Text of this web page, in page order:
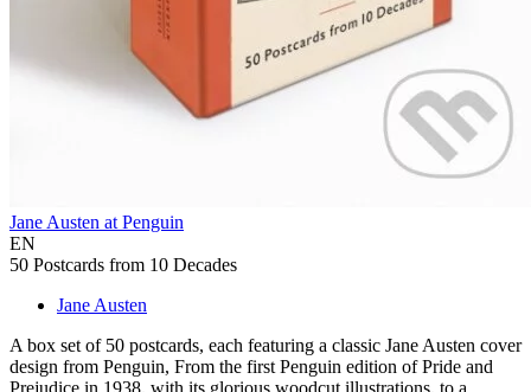
Jane Austen at Penguin
EN
50 Postcards from 10 Decades
Jane Austen
A box set of 50 postcards, each featuring a classic Jane Austen cover
design from Penguin, From the first Penguin edition of Pride and